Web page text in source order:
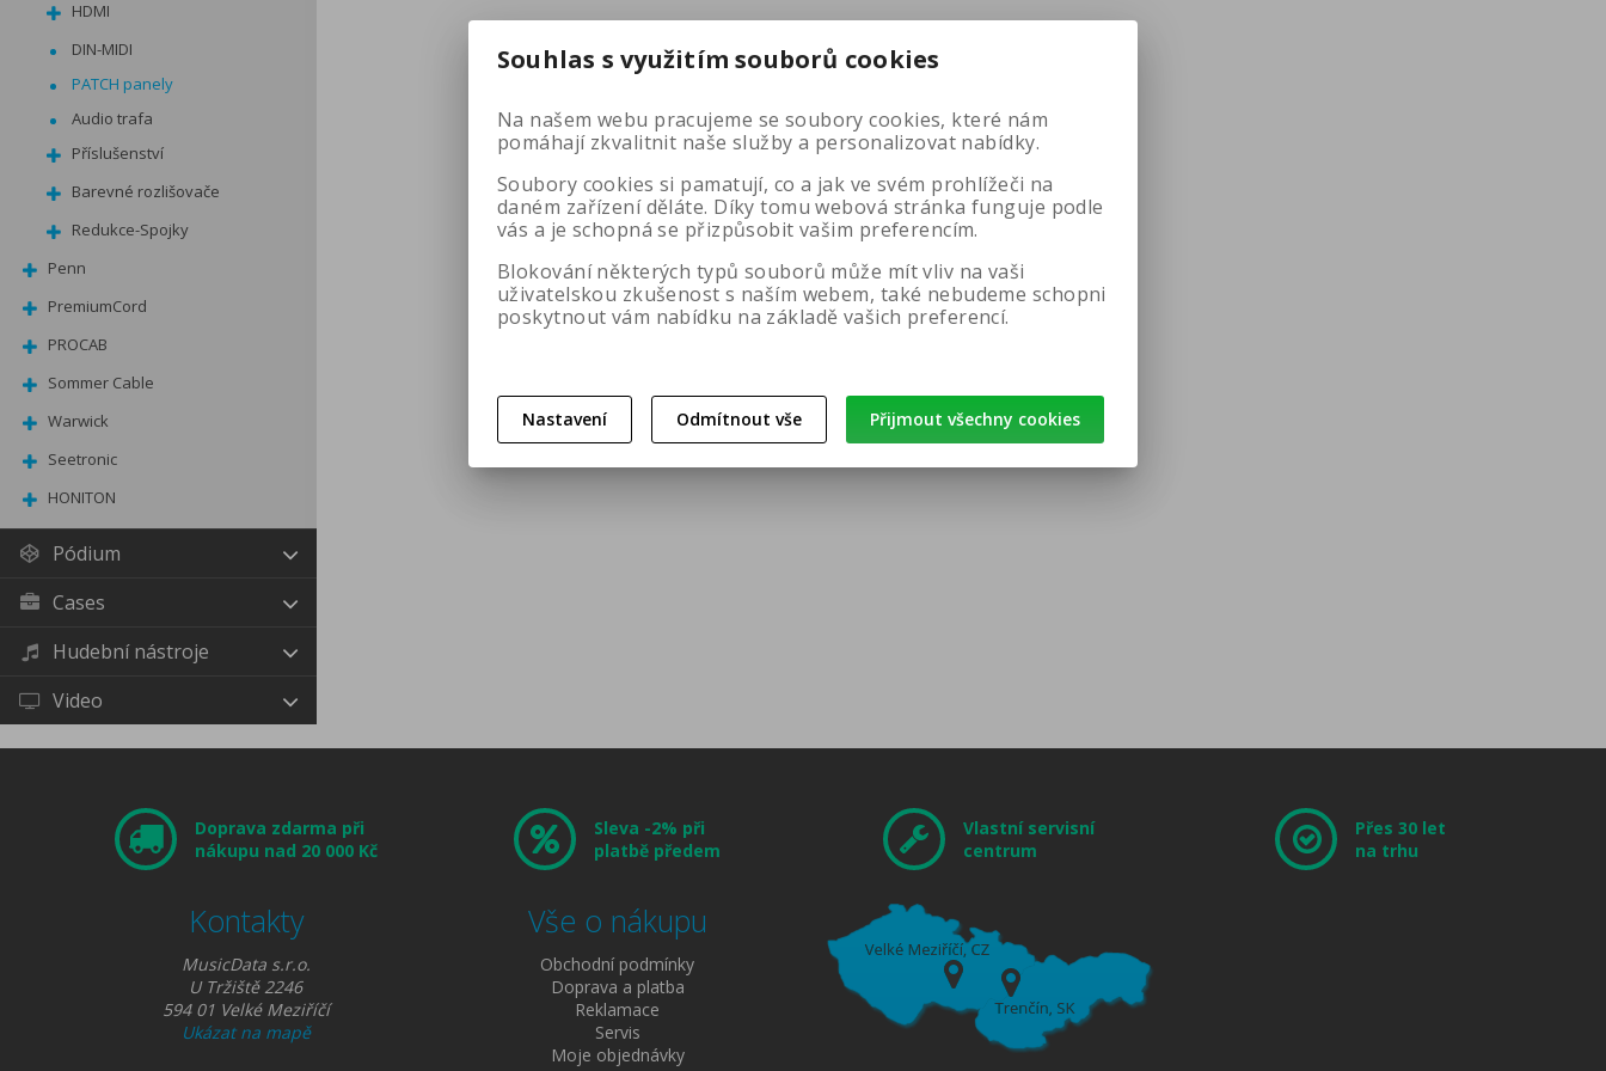
HDMI
DIN-MIDI
PATCH panely
Audio trafa
Příslušenství
Barevné rozlišovače
Redukce-Spojky
Penn
PremiumCord
PROCAB
Sommer Cable
Warwick
Seetronic
HONITON
Pódium
Cases
Hudební nástroje
Video
Doprava zdarma při
nákupu nad 20 000 Kč
Kontakty
MusicData s.r.o.
U Tržiště 2246
594 01 Velké Meziříčí
Ukázat na mapě
Sleva -2% při
platbě předem
Vše o nákupu
Obchodní podmínky
Doprava a platba
Reklamace
Servis
Moje objednávky
Vlastní servisní
centrum
Přes 30 let
na trhu
Souhlas s využitím souborů cookies
Na našem webu pracujeme se soubory cookies, které nám
pomáhají zkvalitnit naše služby a personalizovat nabídky.
Soubory cookies si pamatují, co a jak ve svém prohlížeči na
daném zařízení děláte. Díky tomu webová stránka funguje podle
vás a je schopná se přizpůsobit vašim preferencím.
Blokování některých typů souborů může mít vliv na vaši
uživatelskou zkušenost s naším webem, také nebudeme schopni
poskytnout vám nabídku na základě vašich preferencí.
Nastavení Odmítnout vše Přijmout všechny cookies